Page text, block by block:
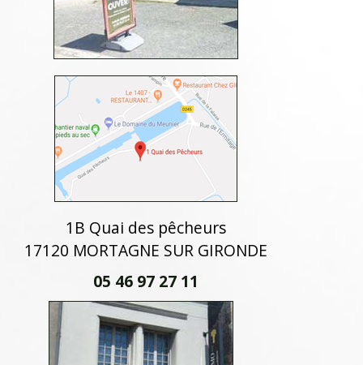
1B Quai des pêcheurs
17120 MORTAGNE SUR GIRONDE
05 46 97 27 11